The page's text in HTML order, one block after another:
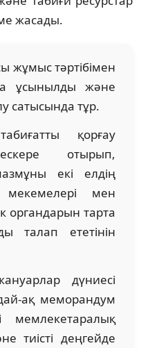
жасады.
жұмыс тәртібімен
ұсынылды және
сатысында тұр.
қорғау
отырып,
екі елдің
мен
органдарын тарта
талап ететінін
дүниесі
ақ меморандум
мемлекетаралық
тиісті деңгейде